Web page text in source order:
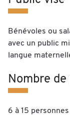
Bénévoles ou
avec un public
langue
Nombre
6 à 15 personnes